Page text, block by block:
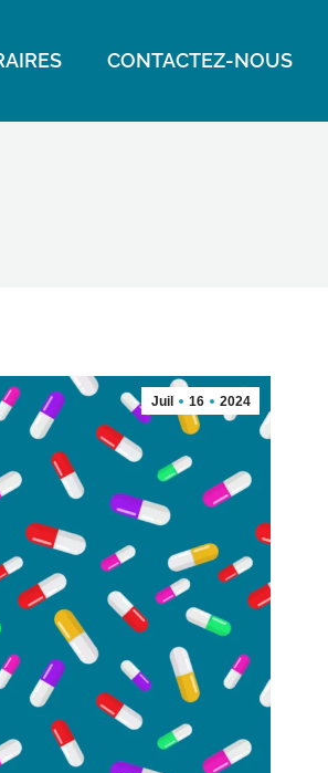
CONTACTEZ-NOUS
Juil 16 2024